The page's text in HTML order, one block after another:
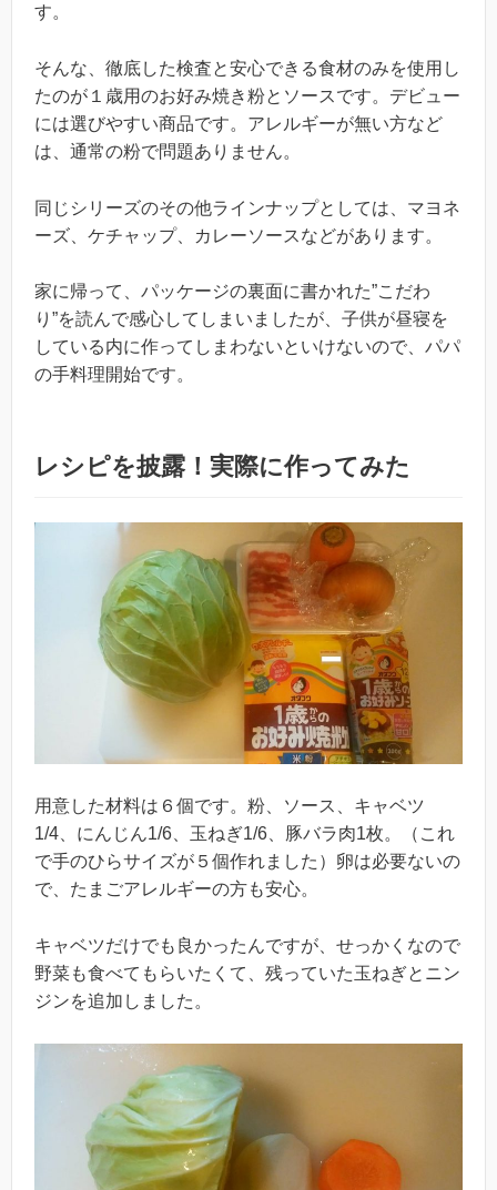
す。
そんな、徹底した検査と安心できる食材のみを使用し
たのが１歳用のお好み焼き粉とソースです。デビュー
には選びやすい商品です。アレルギーが無い方など
は、通常の粉で問題ありません。
同じシリーズのその他ラインナップとしては、マヨネ
ーズ、ケチャップ、カレーソースなどがあります。
家に帰って、パッケージの裏面に書かれた”こだわ
り”を読んで感心してしまいましたが、子供が昼寝を
している内に作ってしまわないといけないので、パパ
の手料理開始です。
レシピを披露！実際に作ってみた
用意した材料は６個です。粉、ソース、キャベツ
1/4、にんじん1/6、玉ねぎ1/6、豚バラ肉1枚。（これ
で手のひらサイズが５個作れました）卵は必要ないの
で、たまごアレルギーの方も安心。
キャベツだけでも良かったんですが、せっかくなので
野菜も食べてもらいたくて、残っていた玉ねぎとニン
ジンを追加しました。